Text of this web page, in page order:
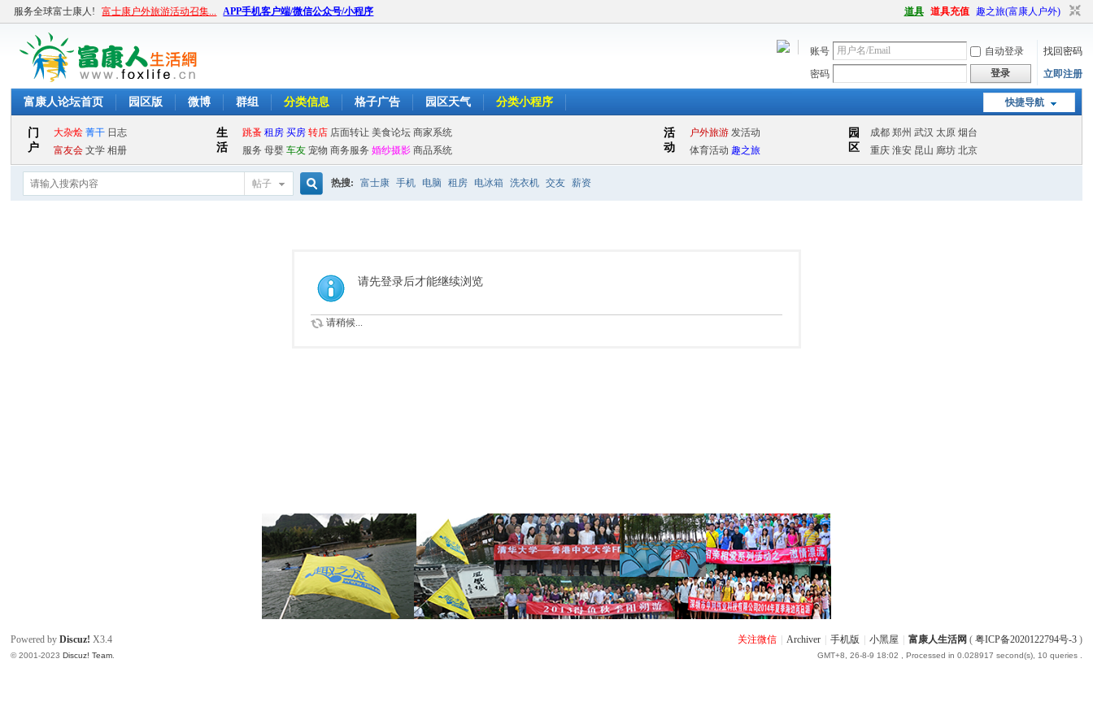
服务全球富士康人! 富士康户外旅游活动召集... APP手机客户端/微信公众号/小程序 道具 道具充值 趣之旅(富康人户外)
账号 自动登录
找回密码
密码
登录 立即注册
快捷导航
富康人论坛首页 园区版 微博 群组 分类信息 格子广告 园区天气 分类小程序
帖子 热搜: 富士康 手机 电脑 租房 电冰箱 洗衣机 交友 薪资
请先登录后才能继续浏览
请稍候...
关注微信 Archiver 手机版 小黑屋 富康人生活网 ( 粤ICP备2020122794号-3)
GMT+8, 26-8-9 18:02 , Processed in 0.028917 second(s), 10 queries .
Powered byDiscuz! X3.4
© 2001-2023Discuz! Team